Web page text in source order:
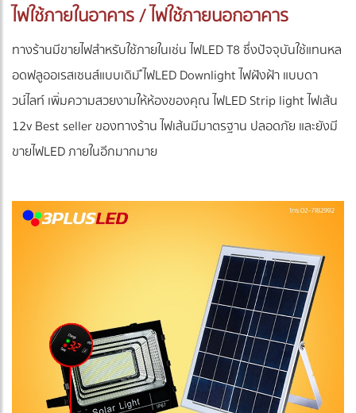
ไฟใช้ภายในอาคาร / ไฟใช้ภายนอกอาคาร
ทางร้านมีขายไฟสำหรับใช้ภายในเช่น ไฟLED T8 ซึ่งปัจจุบันใช้แทนหล
อดฟลูออเรสเซนส์แบบเดิม ืไฟLED Downlight ไฟฝังฝ้า แบบดา
วน์ไลท์ เพิ่มความสวยงามให้ห้องของคุณ ไฟLED Strip light ไฟเส้น
12v Best seller ของทางร้าน ไฟเส้นมีมาตรฐาน ปลอดภัย และยังมี
ขายไฟLED ภายในอีกมากมาย